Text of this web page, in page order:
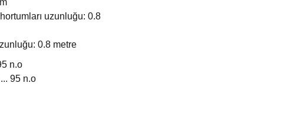
uzunluğu: 0.8
0.8 metre
n.o
95 n.o